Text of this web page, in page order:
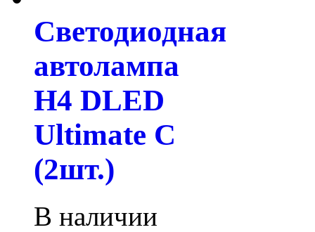
Светодиодная
автолампа
H4 DLED
Ultimate C
(2шт.)
В наличии